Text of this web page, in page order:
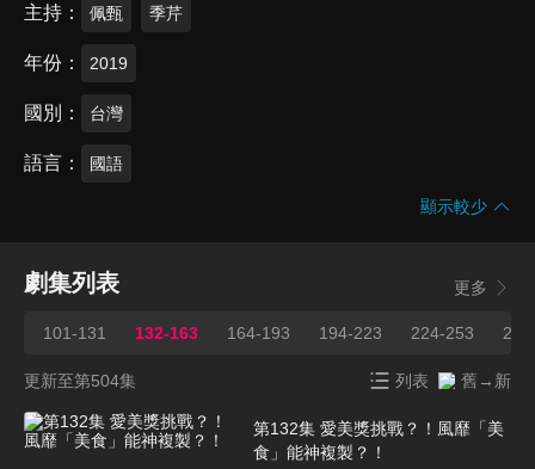
主持 佩甄 季芹
年份 2019
國別 台灣
語言 國語
顯示較少
劇集列表 更多
101-131 132-163 164-193 194-223 224-253
更新至第504集 列表 舊→新
第132集 愛美獎挑戰？！風靡「美
食」能神複製？！